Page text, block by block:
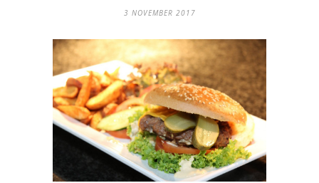
3 NOVEMBER 2017